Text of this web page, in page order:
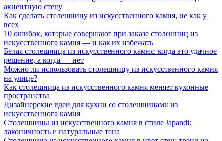
акцентную стену
Как сделать столешницу из искусственного камня, не как у
всех
10 ошибок, которые совершают при заказе столешниц из
искусственного камня — и как их избежать
Белая столешница из искусственного камня: когда это удачное
решение, а когда — нет
Можно ли использовать столешницу из искусственного камня
на улице?
Как столешница из искусственного камня меняет кухонные
пространства
Дизайнерские идеи для кухни со столешницами из
искусственного камня
Столешницы из искусственного камня в стиле Japandi:
лаконичность и натуральные тона